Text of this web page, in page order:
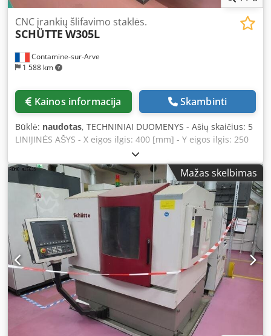
Contamine-sur-Arve
1 588 km
CNC įrankių šlifavimo staklės.
SCHÜTTE W305L
Kainos informacija Skambinti
Būklė: naudotas, TECHNINIAI DUOMENYS - Ašių skaičius: 5
LINIJINĖS AŠYS - X eigos ilgis: 400 [mm] - Y eigos ilgis: 250
[mm] - Z eigos ilgis: 250 [mm] - Greitojo įvažiavimo greitis:
24 [m/min] - Skyra: 0,0001 [laipsnių] VERTIKALUS
ŠLIFAVIMO DISKO LAIKIKLIS – VERPTUVĖS ATRAMA - C ašis:
225 [laipsnių] - Kampinė skyra: 0,0002 [laipsnių] -
Verptuvės sukimosi dažnis: 12 000 [aps./min.] - Įrankio
tipas: HSK-50E - Verptuvės pavaros galia: 15 [kW] KOSČIŲ
LAIKIKLIS – VERPTUVĖS ATRAMA - Sukimosi greičio
diapazonas (sukimosi ašis): [aps./min.] - Sukimosi greičio
diapazonas (universali sukimosi ašis): [aps./min.] -
Kampinė skyra: 0,0001 [laipsnių] ELEKTROS TIEKIMAS -
Maitinimo įtampa: 400 [V] SVORIS IR IŠMATAVIMAI -
Užimamas plotas: 1980 x 1750 [mm] - Mašinos aukštis:
1960 [mm] Dedpfjwwa Dksx Acmjkr - Mašinos svoris: 2800
[kg] PRIEDAI - Valdymas: SIEMENS SINUMERIK 840D -
Automatinė pakrovimo ir iškrovimo sistema su 50 pozicijų
Mažas skelbimas